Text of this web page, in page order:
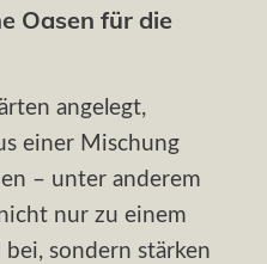
Oasen für die
angelegt,
einer Mischung
– unter anderem
nur zu einem
sondern stärken